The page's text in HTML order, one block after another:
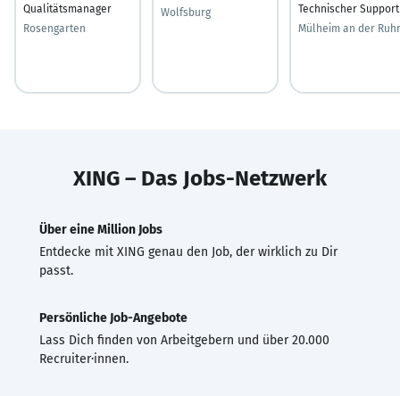
Qualitätsmanager
Rosengarten
Wolfsburg
Technischer Support
Mülheim an der Ruhr
XING – Das Jobs-Netzwerk
Über eine Million Jobs
Entdecke mit XING genau den Job, der wirklich zu Dir
passt.
Persönliche Job-Angebote
Lass Dich finden von Arbeitgebern und über 20.000
Recruiter·innen.